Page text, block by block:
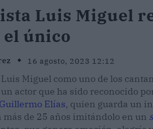
Luis Miguel
el único
16 agosto, 2023 12:12
Miguel como uno de los
actor que ha sido reconocido
Guillermo Elías, quien guarda un
más de 25 años imitándolo en un